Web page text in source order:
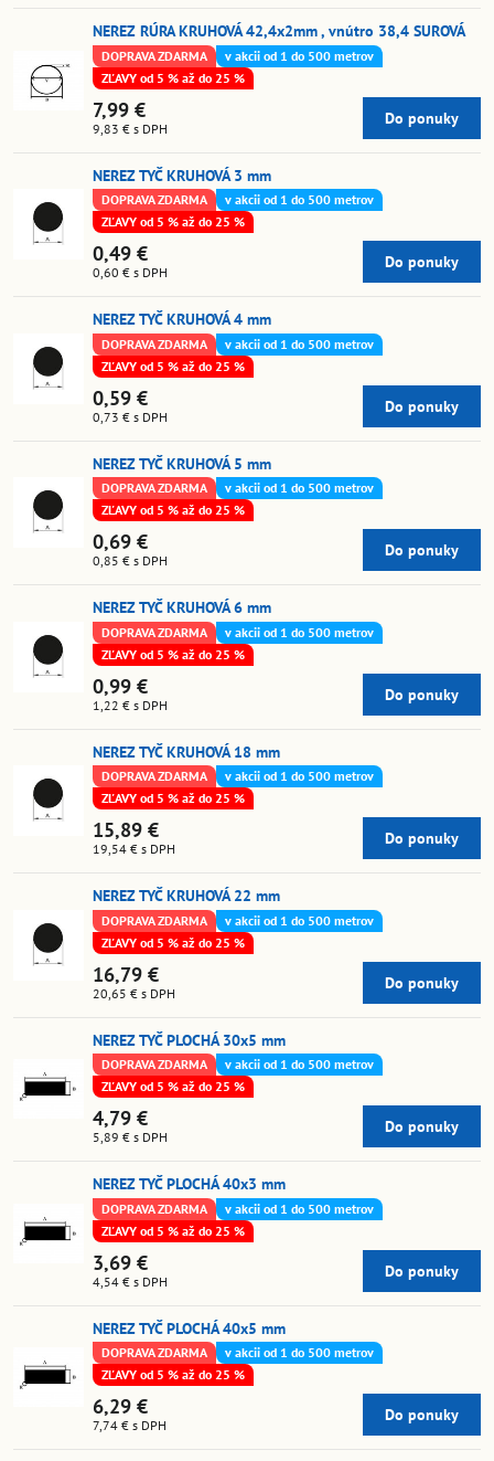
NEREZ RÚRA KRUHOVÁ 42,4x2mm , vnútro 38,4 SUROVÁ
DOPRAVA ZDARMA
v akcii od 1 do 500 metrov
ZĽAVY od 5 % až do 25 %
7,99 €
9,83 € s DPH
Do ponuky
NEREZ TYČ KRUHOVÁ 3 mm
DOPRAVA ZDARMA
v akcii od 1 do 500 metrov
ZĽAVY od 5 % až do 25 %
0,49 €
0,60 € s DPH
Do ponuky
NEREZ TYČ KRUHOVÁ 4 mm
DOPRAVA ZDARMA
v akcii od 1 do 500 metrov
ZĽAVY od 5 % až do 25 %
0,59 €
0,73 € s DPH
Do ponuky
NEREZ TYČ KRUHOVÁ 5 mm
DOPRAVA ZDARMA
v akcii od 1 do 500 metrov
ZĽAVY od 5 % až do 25 %
0,69 €
0,85 € s DPH
Do ponuky
NEREZ TYČ KRUHOVÁ 6 mm
DOPRAVA ZDARMA
v akcii od 1 do 500 metrov
ZĽAVY od 5 % až do 25 %
0,99 €
1,22 € s DPH
Do ponuky
NEREZ TYČ KRUHOVÁ 18 mm
DOPRAVA ZDARMA
v akcii od 1 do 500 metrov
ZĽAVY od 5 % až do 25 %
15,89 €
19,54 € s DPH
Do ponuky
NEREZ TYČ KRUHOVÁ 22 mm
DOPRAVA ZDARMA
v akcii od 1 do 500 metrov
ZĽAVY od 5 % až do 25 %
16,79 €
20,65 € s DPH
Do ponuky
NEREZ TYČ PLOCHÁ 30x5 mm
DOPRAVA ZDARMA
v akcii od 1 do 500 metrov
ZĽAVY od 5 % až do 25 %
4,79 €
5,89 € s DPH
Do ponuky
NEREZ TYČ PLOCHÁ 40x3 mm
DOPRAVA ZDARMA
v akcii od 1 do 500 metrov
ZĽAVY od 5 % až do 25 %
3,69 €
4,54 € s DPH
Do ponuky
NEREZ TYČ PLOCHÁ 40x5 mm
DOPRAVA ZDARMA
v akcii od 1 do 500 metrov
ZĽAVY od 5 % až do 25 %
6,29 €
7,74 € s DPH
Do ponuky